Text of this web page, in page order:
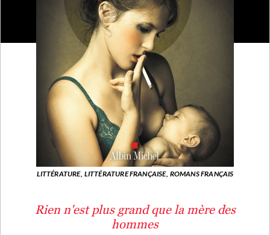
LITTÉRATURE, LITTÉRATURE FRANÇAISE, ROMANS FRANÇAIS
Rien n'est plus grand que la mère des
hommes